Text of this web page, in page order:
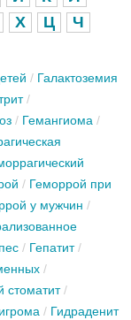
Х Ц
Ч
/ Галактоземия
/
/ Гемангиома /
/ Геморрой при
у мужчин /
/ Гепатит/
/
стоматит/
/ Гидраденит